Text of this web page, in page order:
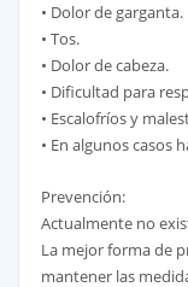
• Dolor de garganta.
• Tos.
• Dolor de cabeza.
• Dificultad para
• Escalofríos y
• En algunos casos
Prevención:
Actualmente no
La mejor forma de
mantener las